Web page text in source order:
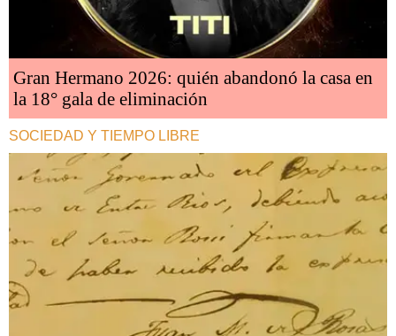
Gran Hermano 2026: quién abandonó la casa en
la 18° gala de eliminación
SOCIEDAD Y TIEMPO LIBRE